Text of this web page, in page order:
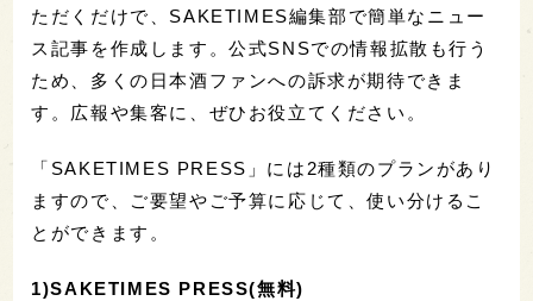
ただくだけで、SAKETIMES編集部で簡単なニュー
ス記事を作成します。公式SNSでの情報拡散も行う
ため、多くの日本酒ファンへの訴求が期待できま
す。広報や集客に、ぜひお役立てください。
「SAKETIMES PRESS」には2種類のプランがあり
ますので、ご要望やご予算に応じて、使い分けるこ
とができます。
1)SAKETIMES PRESS(無料)